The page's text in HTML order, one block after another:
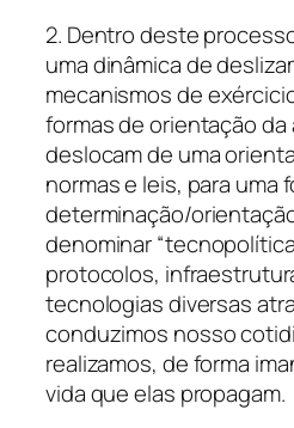
2. Dentro deste
uma dinâmica de
mecanismos de
formas de orientação
deslocam de uma
normas e leis, para uma
determinação/
denominar
protocolos,
tecnologias diversas
conduzimos nosso
realizamos, de forma
vida que elas propagam.